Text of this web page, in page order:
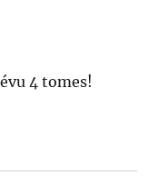
4 tomes!